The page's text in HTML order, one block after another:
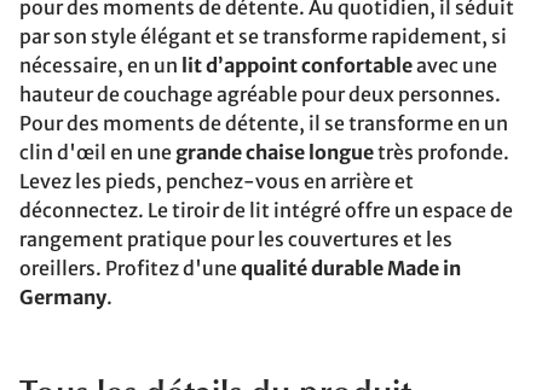
pour des moments de détente. Au quotidien, il séduit
par son style élégant et se transforme rapidement, si
nécessaire, en un lit d’appoint confortableavec une
hauteur de couchage agréable pour deux personnes.
Pour des moments de détente, il se transforme en un
clin d'œil en une grande chaise longuetrès profonde.
Levez les pieds, penchez-vous en arrière et
déconnectez. Le tiroir de lit intégré offre un espace de
rangement pratique pour les couvertures et les
oreillers. Profitez d'unequalité durable Made in
Germany.